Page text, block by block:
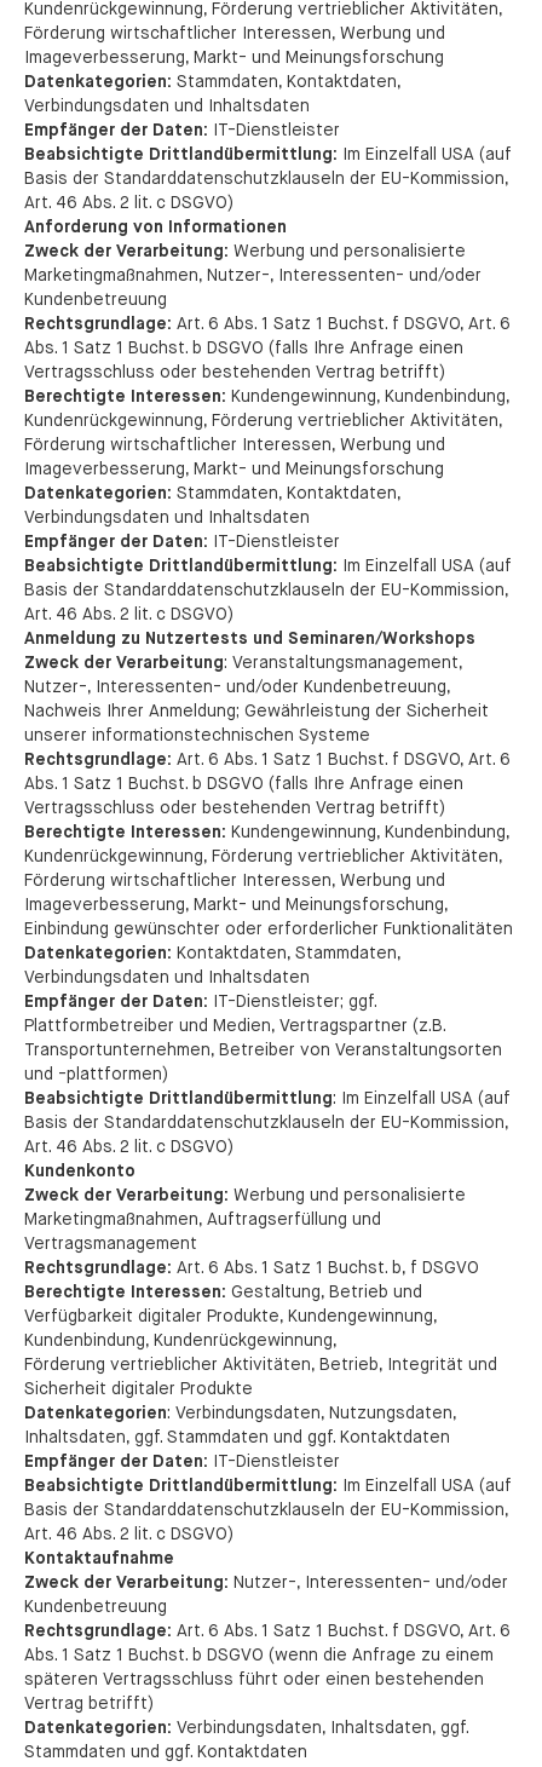
Kundenrückgewinnung, Förderung vertrieblicher Aktivitäten,
Förderung wirtschaftlicher Interessen, Werbung und
Imageverbesserung, Markt- und Meinungsforschung
Datenkategorien: Stammdaten, Kontaktdaten,
Verbindungsdaten und Inhaltsdaten
Empfänger der Daten: IT-Dienstleister
Beabsichtigte Drittlandübermittlung:
Im Einzelfall USA (auf
Basis der Standarddatenschutzklauseln der EU-Kommission,
Art. 46 Abs. 2 lit. c DSGVO)
Anforderung von Informationen
Zweck der Verarbeitung: Werbung und personalisierte
Marketingmaßnahmen, Nutzer-, Interessenten- und/oder
Kundenbetreuung
Rechtsgrundlage: Art. 6 Abs. 1 Satz 1 Buchst. f DSGVO, Art. 6
Abs. 1 Satz 1 Buchst. b DSGVO (falls Ihre Anfrage einen
Vertragsschluss oder bestehenden Vertrag betrifft)
Berechtigte Interessen: Kundengewinnung, Kundenbindung,
Kundenrückgewinnung, Förderung vertrieblicher Aktivitäten,
Förderung wirtschaftlicher Interessen, Werbung und
Imageverbesserung, Markt- und Meinungsforschung
Datenkategorien: Stammdaten, Kontaktdaten,
Verbindungsdaten und Inhaltsdaten
Empfänger der Daten: IT-Dienstleister
Beabsichtigte Drittlandübermittlung:
Im Einzelfall USA (auf
Basis der Standarddatenschutzklauseln der EU-Kommission,
Art. 46 Abs. 2 lit. c DSGVO)
Anmeldung zu Nutzertests und Seminaren/Workshops
Zweck der Verarbeitung: Veranstaltungsmanagement,
Nutzer-, Interessenten- und/oder Kundenbetreuung,
Nachweis Ihrer Anmeldung; Gewährleistung der Sicherheit
unserer informationstechnischen Systeme
Rechtsgrundlage: Art. 6 Abs. 1 Satz 1 Buchst. f DSGVO, Art. 6
Abs. 1 Satz 1 Buchst. b DSGVO (falls Ihre Anfrage einen
Vertragsschluss oder bestehenden Vertrag betrifft)
Berechtigte Interessen: Kundengewinnung, Kundenbindung,
Kundenrückgewinnung, Förderung vertrieblicher Aktivitäten,
Förderung wirtschaftlicher Interessen, Werbung und
Imageverbesserung, Markt- und Meinungsforschung,
Einbindung gewünschter oder erforderlicher Funktionalitäten
Datenkategorien: Kontaktdaten, Stammdaten,
Verbindungsdaten und Inhaltsdaten
Empfänger der Daten:
IT-Dienstleister; ggf.
Plattformbetreiber und Medien, Vertragspartner (z.B.
Transportunternehmen, Betreiber von Veranstaltungsorten
und -plattformen)
Beabsichtigte Drittlandübermittlung: Im Einzelfall USA (auf
Basis der Standarddatenschutzklauseln der EU-Kommission,
Art. 46 Abs. 2 lit. c DSGVO)
Kundenkonto
Zweck der Verarbeitung: Werbung und personalisierte
Marketingmaßnahmen, Auftragserfüllung und
Vertragsmanagement
Rechtsgrundlage: Art. 6 Abs. 1 Satz 1 Buchst. b, f DSGVO
Berechtigte Interessen: Gestaltung, Betrieb und
Verfügbarkeit digitaler Produkte, Kundengewinnung,
Kundenbindung, Kundenrückgewinnung,
Förderung vertrieblicher Aktivitäten, Betrieb, Integrität und
Sicherheit digitaler Produkte
Datenkategorien: Verbindungsdaten, Nutzungsdaten,
Inhaltsdaten, ggf. Stammdaten und ggf. Kontaktdaten
Empfänger der Daten: IT-Dienstleister
Beabsichtigte Drittlandübermittlung:
Im Einzelfall USA (auf
Basis der Standarddatenschutzklauseln der EU-Kommission,
Art. 46 Abs. 2 lit. c DSGVO)
Kontaktaufnahme
Zweck der Verarbeitung: Nutzer-, Interessenten- und/oder
Kundenbetreuung
Rechtsgrundlage: Art. 6 Abs. 1 Satz 1 Buchst. f DSGVO, Art. 6
Abs. 1 Satz 1 Buchst. b DSGVO (wenn die Anfrage zu einem
späteren Vertragsschluss führt oder einen bestehenden
Vertrag betrifft)
Datenkategorien: Verbindungsdaten, Inhaltsdaten, ggf.
Stammdaten und ggf. Kontaktdaten